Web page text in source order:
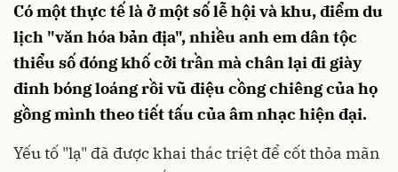
Có một thực tế là ở một số lễ hội và khu, điểm du
lịch "văn hóa bản địa", nhiều anh em dân tộc
thiểu số đóng khố cởi trần mà chân lại đi giày
đinh bóng loáng rồi vũ điệu cồng chiêng của họ
gồng mình theo tiết tấu của âm nhạc hiện đại.
Yếu tố "lạ" đã được khai thác triệt để cốt thỏa mãn
Gửi